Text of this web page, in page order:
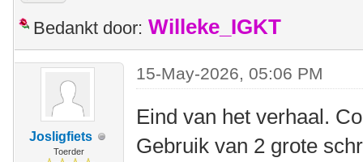
Bedankt door: Willeke_IGKT
Josligfiets
Toerder
15-May-2026, 05:06 PM
Eind van het verhaal.
Gebruik van 2 grote